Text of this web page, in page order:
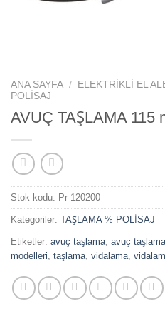
ANA SAYFA / ELEKTRİKLİ EL
POLİSAJ
AVUÇ TAŞLAMA 115
Stok kodu: Pr-120200
Kategoriler: TAŞLAMA % POLİSAJ
Etiketler: avuç taşlama, avuç
modelleri, taşlama, vidalama,